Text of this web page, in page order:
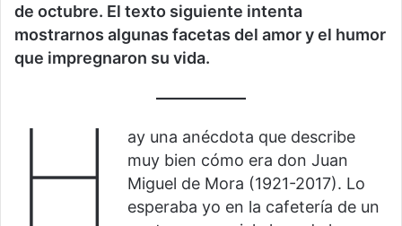
de octubre. El texto siguiente intenta
mostrarnos algunas facetas del amor y el humor
que impregnaron su vida.
H
ay una anécdota que describe
muy bien cómo era don Juan
Miguel de Mora (1921-2017). Lo
esperaba yo en la cafetería de un